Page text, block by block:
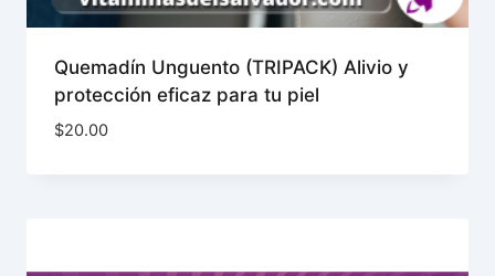
Quemadín Unguento (TRIPACK) Alivio y
protección eficaz para tu piel
$20.00